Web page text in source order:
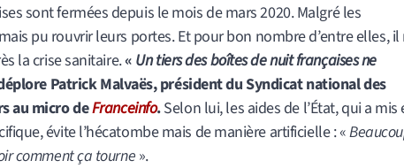
sont fermées depuis le mois de mars 2020. Malgré les
pu rouvrir leurs portes. Et pour bon nombre d’entre elles, il
la crise sanitaire.« Un tiers des boîtes de nuit françaises ne
Patrick Malvaës, président du Syndicat national des
au micro deFranceinfo.Selon lui, les aides de l’État, qui a mis
évite l’hécatombe mais de manière artificielle : «
comment ça tourne».